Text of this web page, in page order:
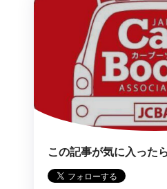
この記事が気に入った